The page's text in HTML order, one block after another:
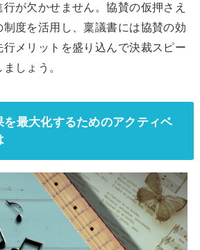
が欠かせません。協賛の仮押さえ
度を活用し、稟議書には協賛の効
メリットを盛り込んで決裁スピー
しょう。
を最大化するためのアクティベ